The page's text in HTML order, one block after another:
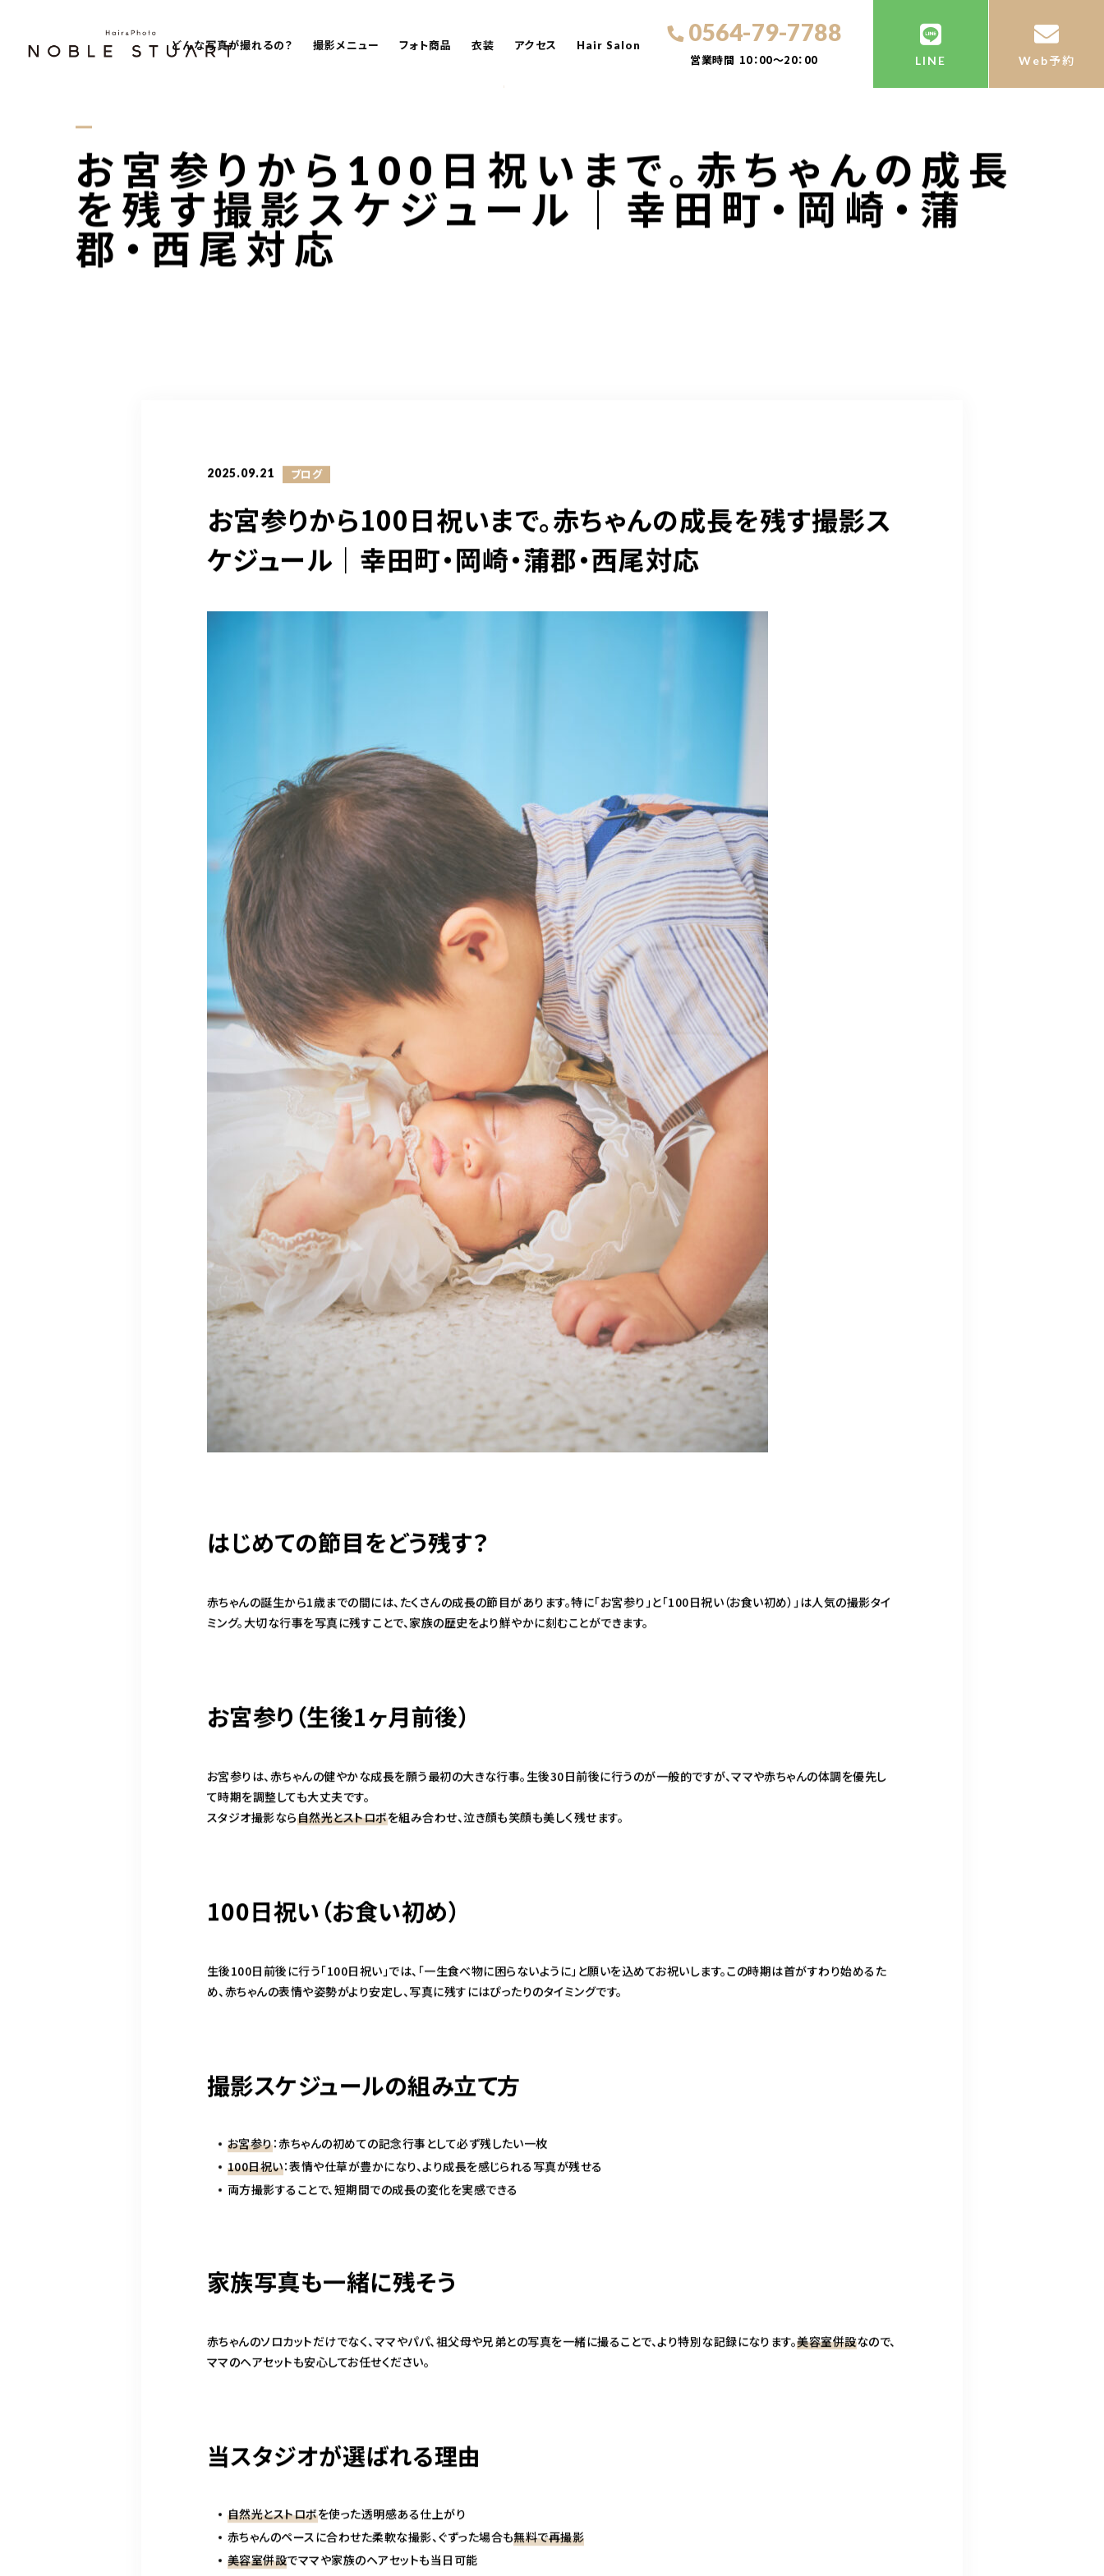
どんな写真が撮れるの？ 撮影メニュー フォト商品 衣装 アクセス Hair Salon 0564-79-7788
営業時間 10：00～20：00 LINE Web予約
お宮参りから100日祝いまで。赤ちゃんの成長
を残す撮影スケジュール｜幸田町・岡崎・蒲
郡・西尾対応
2025.09.21 ブログ
お宮参りから100日祝いまで。赤ちゃんの成長を残す撮影ス
ケジュール｜幸田町・岡崎・蒲郡・西尾対応
はじめての節目をどう残す？
赤ちゃんの誕生から1歳までの間には、たくさんの成長の節目があります。特に「お宮参り」と「100日祝い（お食い初め）」は人気の撮影タイ
ミング。大切な行事を写真に残すことで、家族の歴史をより鮮やかに刻むことができます。
お宮参り（生後1ヶ月前後）
お宮参りは、赤ちゃんの健やかな成長を願う最初の大きな行事。生後30日前後に行うのが一般的ですが、ママや赤ちゃんの体調を優先し
て時期を調整しても大丈夫です。
スタジオ撮影なら自然光とストロボを組み合わせ、泣き顔も笑顔も美しく残せます。
100日祝い（お食い初め）
生後100日前後に行う「100日祝い」では、「一生食べ物に困らないように」と願いを込めてお祝いします。この時期は首がすわり始めるた
め、赤ちゃんの表情や姿勢がより安定し、写真に残すにはぴったりのタイミングです。
撮影スケジュールの組み立て方
お宮参り：赤ちゃんの初めての記念行事として必ず残したい一枚
100日祝い：表情や仕草が豊かになり、より成長を感じられる写真が残せる
両方撮影することで、短期間での成長の変化を実感できる
家族写真も一緒に残そう
赤ちゃんのソロカットだけでなく、ママやパパ、祖父母や兄弟との写真を一緒に撮ることで、より特別な記録になります。美容室併設なので、
ママのヘアセットも安心してお任せください。
当スタジオが選ばれる理由
自然光とストロボを使った透明感ある仕上がり
赤ちゃんのペースに合わせた柔軟な撮影、ぐずった場合も無料で再撮影
美容室併設でママや家族のヘアセットも当日可能